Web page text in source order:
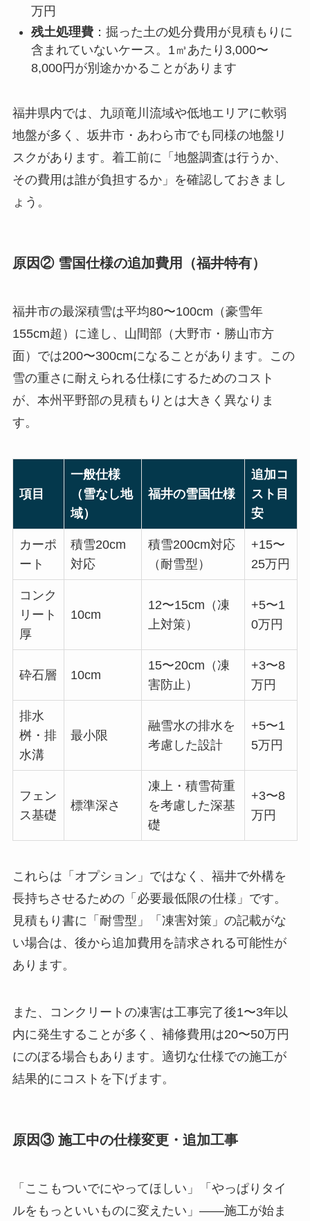
万円
残土処理費：掘った土の処分費用が見積もりに
含まれていないケース。1㎥あたり3,000〜
8,000円が別途かかることがあります
福井県内では、九頭竜川流域や低地エリアに軟弱
地盤が多く、坂井市・あわら市でも同様の地盤リ
スクがあります。着工前に「地盤調査は行うか、
その費用は誰が負担するか」を確認しておきまし
ょう。
原因② 雪国仕様の追加費用（福井特有）
福井市の最深積雪は平均80〜100cm（豪雪年
155cm超）に達し、山間部（大野市・勝山市方
面）では200〜300cmになることがあります。この
雪の重さに耐えられる仕様にするためのコスト
が、本州平野部の見積もりとは大きく異なりま
す。
項目
一般仕様
（雪なし地
域）
福井の雪国仕様
追加コ
スト目
安
カーポ
ート
積雪20cm
対応
積雪200cm対応
（耐雪型）
+15〜
25万円
コンク
リート
厚
10cm
12〜15cm（凍
上対策）
+5〜1
0万円
砕石層 10cm
15〜20cm（凍
害防止）
+3〜8
万円
排水
桝・排
水溝
最小限
融雪水の排水を
考慮した設計
+5〜1
5万円
フェン
ス基礎
標準深さ
凍上・積雪荷重
を考慮した深基
礎
+3〜8
万円
これらは「オプション」ではなく、福井で外構を
長持ちさせるための「必要最低限の仕様」です。
見積もり書に「耐雪型」「凍害対策」の記載がな
い場合は、後から追加費用を請求される可能性が
あります。
また、コンクリートの凍害は工事完了後1〜3年以
内に発生することが多く、補修費用は20〜50万円
にのぼる場合もあります。適切な仕様での施工が
結果的にコストを下げます。
原因③ 施工中の仕様変更・追加工事
「ここもついでにやってほしい」「やっぱりタイ
ルをもっといいものに変えたい」——施工が始ま